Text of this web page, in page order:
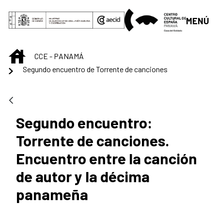
Saltar al contenido principal
MENÚ
INICIOCCE - PANAMÁ
Segundo encuentro de Torrente de canciones
Segundo encuentro:
Torrente de canciones.
Encuentro entre la canción
de autor y la décima
panameña